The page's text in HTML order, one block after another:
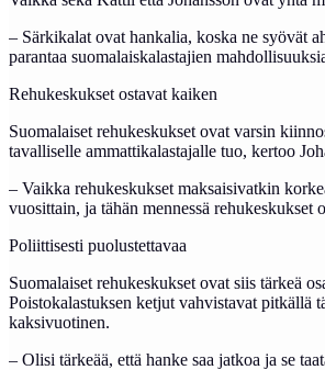
– Särkikalat ovat hankalia, koska ne syövät
parantaa suomalaiskalastajien
Rehukeskukset ostavat kaiken
Suomalaiset rehukeskukset ovat varsin
tavalliselle ammattikalastajalle tuo, kertoo
– Vaikka rehukeskukset maksaisivatkin
vuosittain, ja tähän mennessä rehukeskukset
Poliittisesti puolustettavaa
Suomalaiset rehukeskukset ovat siis tärkeä
Poistokalastuksen ketjut vahvistavat pitkällä
kaksivuotinen.
– Olisi tärkeää, että hanke saa jatkoa ja se